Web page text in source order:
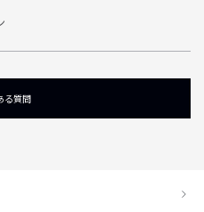
る質問